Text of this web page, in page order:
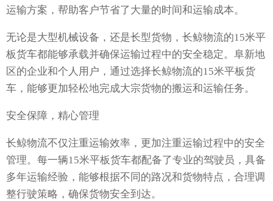
运输方案，帮助客户节省了大量的时间和运输成本。
无论是大型机械设备，还是长型货物，长鲸物流的15米平
板货车都能够承载并确保运输过程中的安全稳定。阜新地
区的企业和个人用户，通过选择长鲸物流的15米平板货
车，能够更加轻松地完成大宗货物的搬运和运输任务。
安全保障，精心管理
长鲸物流不仅注重运输效率，更加注重运输过程中的安全
管理。每一辆15米平板货车都配备了专业的驾驶员，具备
多年运输经验，能够根据不同的路况和货物特点，合理调
整行驶策略，确保货物安全到达。